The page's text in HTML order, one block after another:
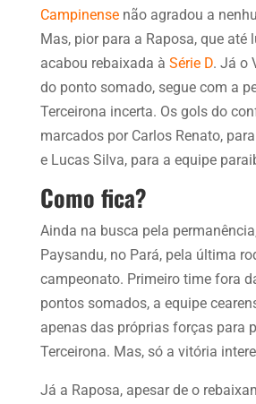
Campinensenão agradou a
Mas, pior para a Raposa, que até
acabou rebaixada à Série D. Já o
do ponto somado, segue com a
Terceirona incerta. Os gols do
marcados por Carlos Renato,
e Lucas Silva, para a equipe
Como fica?
Ainda na busca pela
Paysandu, no Pará, pela última
campeonato. Primeiro time fora
pontos somados, a equipe
apenas das próprias forças para
Terceirona. Mas, só a vitória
Já a Raposa, apesar de o